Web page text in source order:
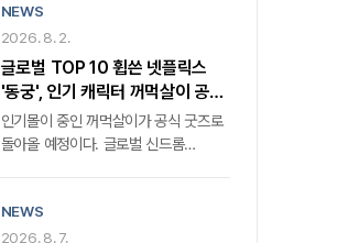
반문한다. 그는 가족의 치부를 스크린에
투사한 목적이 부모에 대한 단죄가
아님을 명확히 했다. 오히려 현재
진행형인 사회적 고립과 정신질환자
돌봄의 사각지대를 공론화하기 위한
치열한 기록임을 강조한다.
1위를 거머쥔 '메이드 인 코리아'가
마침내 두 번째 장을 연다. 월트디즈니
컴퍼니 코리아는 다음 달 9일 '메이드
인 코리아2'의 전 세계 동시 첫 공개를
공식화하며 웰메이드 누아르의 귀환을
알렸다. 격동의 1970년대를 관통했던
전작은 낮에는 중앙정보부 요원, 밤에는
집념의 검사 장건영('정우성' 분)의 숨
NEWS
2026. 8. 2.
글로벌 TOP 10 휩쓴 넷플릭스
'동궁', 인기 캐릭터 꺼먹살이 공식
굿즈 전격 발매
인기몰이 중인 꺼먹살이가 공식 굿즈로
돌아올 예정이다. 글로벌 신드롬
속 캐릭터 꺼먹살이에 관한 여러 정보를
공개했다. 그중 화제를 모은 건 오는
NEWS
2026. 8. 7.